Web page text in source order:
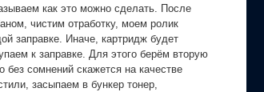
как это можно сделать. После
чистим отработку, моем ролик
заправке. Иначе, картридж будет
к заправке. Для этого берём вторую
сомнений скажется на качестве
засыпаем в бункер тонер,